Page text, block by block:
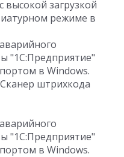
высокой загрузкой
режиме в
"1С:Предприятие"
в Windows.
штрихкода
"1С:Предприятие"
в Windows.